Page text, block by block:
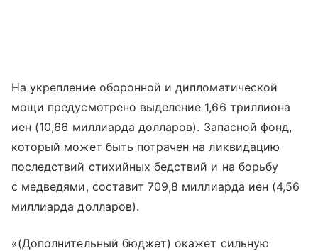
На укрепление оборонной и дипломатической
мощи предусмотрено выделение 1,66 триллиона
иен (10,66 миллиарда долларов). Запасной фонд,
который может быть потрачен на ликвидацию
последствий стихийных бедствий и на борьбу
с медведями, составит 709,8 миллиарда иен (4,56
миллиарда долларов).
«(Дополнительный бюджет) окажет сильную